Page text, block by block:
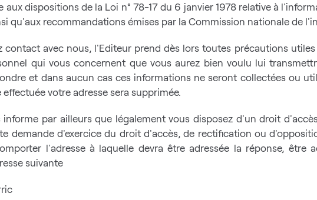
aux dispositions de la Loi n° 78-17 du 6 janvier 1978 relative à
qu'aux recommandations émises par la Commission nationale de
contact avec nous, l'Editeur prend dès lors toutes précautions
qui vous concernent que vous aurez bien voulu lui
et dans aucun cas ces informations ne seront collectées ou
effectuée votre adresse sera supprimée.
informe par ailleurs que légalement vous disposez d'un droit
demande d'exercice du droit d'accès, de rectification ou
l'adresse à laquelle devra être adressée la réponse,
suivante